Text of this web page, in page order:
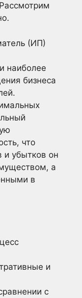
(ИП)
наиболее
бизнеса
что
и убытков он
а
в
и
с